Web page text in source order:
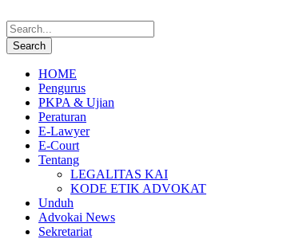
HOME
Pengurus
PKPA & Ujian
Peraturan
E-Lawyer
E-Court
Tentang
LEGALITAS KAI
KODE ETIK ADVOKAT
Unduh
Advokai News
Sekretariat